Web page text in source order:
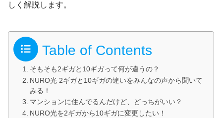
しく解説します。
Table of Contents
そもそも2ギガと10ギガって何が違うの？
NURO光 2ギガと10ギガの違いをみんなの声から聞いて
みる！
マンションに住んでるんだけど、どっちがいい？
NURO光を2ギガから10ギガに変更したい！